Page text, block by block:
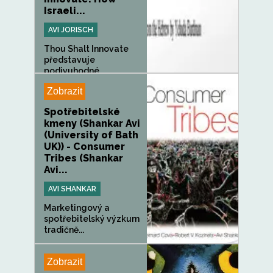
Israeli...
AVI JORISCH
Thou Shalt Innovate
představuje
podivuhodné
izraelské...
Zobrazit
Spotřebitelské
kmeny (Shankar Avi
(University of Bath
UK)) - Consumer
Tribes (Shankar
Avi...
AVI SHANKAR
Marketingový a
spotřebitelský výzkum
tradičně...
Zobrazit